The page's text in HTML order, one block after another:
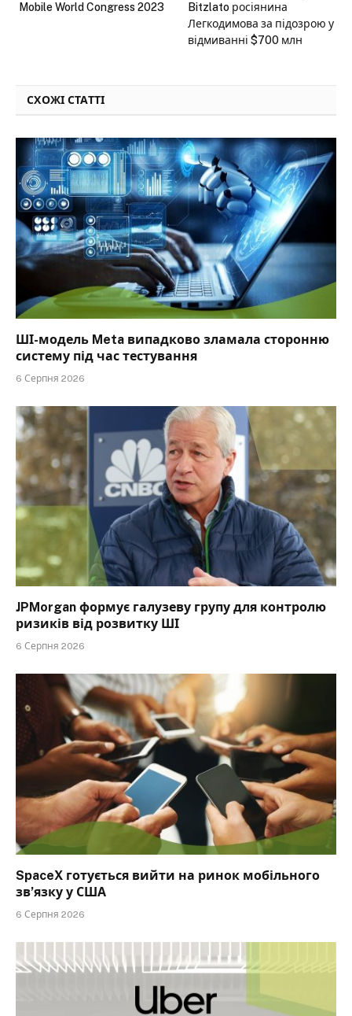
Mobile World Congress 2023
Bitzlato росіянина
Легкодимова за підозрою у
відмиванні $700 млн
СХОЖІ СТАТТІ
ШІ-модель Meta випадково зламала сторонню
систему під час тестування
6 Серпня 2026
JPMorgan формує галузеву групу для контролю
ризиків від розвитку ШІ
6 Серпня 2026
SpaceX готується вийти на ринок мобільного
зв’язку у США
6 Серпня 2026